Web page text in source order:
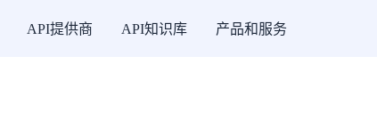
API提供商 API知识库 产品和服务